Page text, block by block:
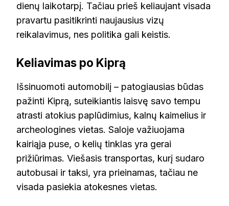
dienų laikotarpį. Tačiau prieš keliaujant visada
pravartu pasitikrinti naujausius vizų
reikalavimus, nes politika gali keistis.
Keliavimas po Kiprą
Išsinuomoti automobilį – patogiausias būdas
pažinti Kiprą, suteikiantis laisvę savo tempu
atrasti atokius paplūdimius, kalnų kaimelius ir
archeologines vietas. Saloje važiuojama
kairiąja puse, o kelių tinklas yra gerai
prižiūrimas. Viešasis transportas, kurį sudaro
autobusai ir taksi, yra prieinamas, tačiau ne
visada pasiekia atokesnes vietas.